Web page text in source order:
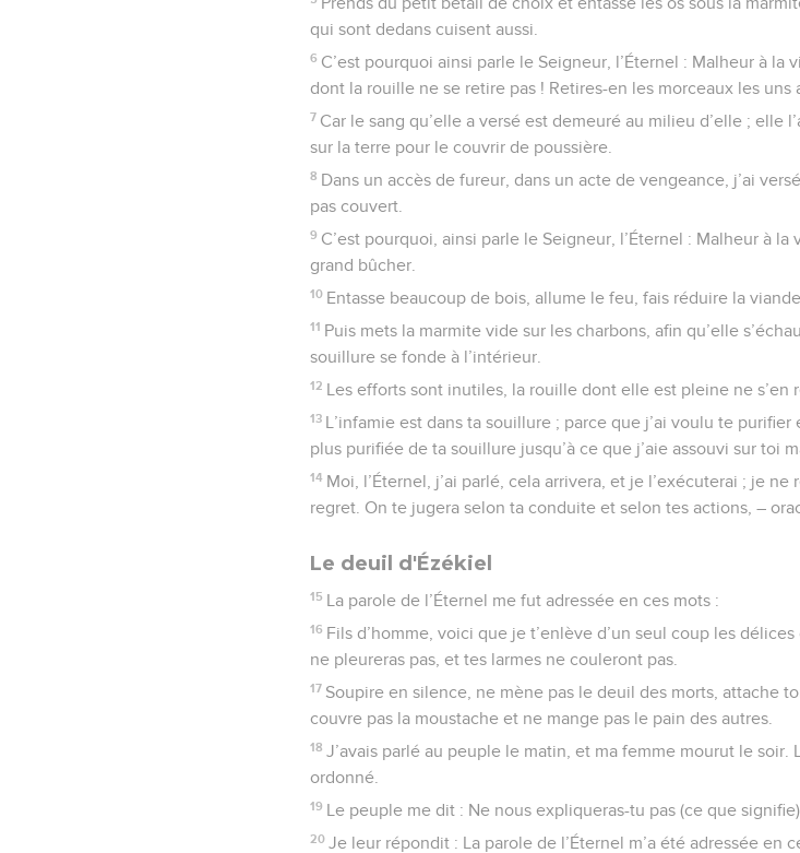
qui sont dedans cuisent aussi.
6 C’est pourquoi ainsi parle le Seigneur, l’Éternel : Malheur à
dont la rouille ne se retire pas ! Retires-en les morceaux les uns
7 Car le sang qu’elle a versé est demeuré au milieu d’elle ; elle
sur la terre pour le couvrir de poussière.
8 Dans un accès de fureur, dans un acte de vengeance, j’ai
pas couvert.
9 C’est pourquoi, ainsi parle le Seigneur, l’Éternel : Malheur à
grand bûcher.
10 Entasse beaucoup de bois, allume le feu, fais réduire la
11 Puis mets la marmite vide sur les charbons, afin qu’elle
souillure se fonde à l’intérieur.
12 Les efforts sont inutiles, la rouille dont elle est pleine ne s’en
13 L’infamie est dans ta souillure ; parce que j’ai voulu te
plus purifiée de ta souillure jusqu’à ce que j’aie assouvi sur toi
14 Moi, l’Éternel, j’ai parlé, cela arrivera, et je l’exécuterai ; je
regret. On te jugera selon ta conduite et selon tes actions, –
Le deuil d'Ézékiel
15 La parole de l’Éternel me fut adressée en ces mots :
16 Fils d’homme, voici que je t’enlève d’un seul coup les
ne pleureras pas, et tes larmes ne couleront pas.
17 Soupire en silence, ne mène pas le deuil des morts, attache
couvre pas la moustache et ne mange pas le pain des autres.
18 J’avais parlé au peuple le matin, et ma femme mourut le soir.
ordonné.
19 Le peuple me dit : Ne nous expliqueras-tu pas (ce que
20 Je leur répondit : La parole de l’Éternel m’a été adressée en